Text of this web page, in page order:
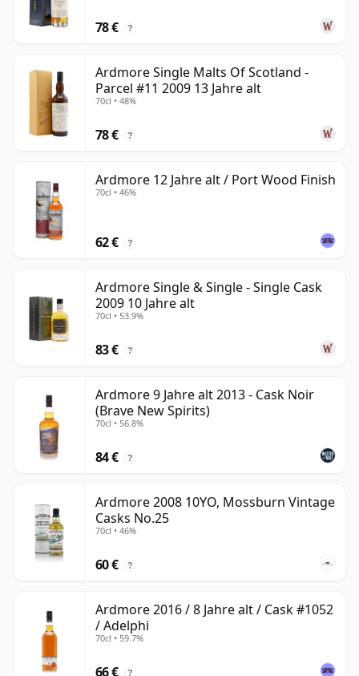
78 € ?
Ardmore Single Malts Of Scotland -
Parcel #11 2009 13 Jahre alt
70cl • 48%
78 € ?
Ardmore 12 Jahre alt / Port Wood Finish
70cl • 46%
62 € ?
Ardmore Single & Single - Single Cask
2009 10 Jahre alt
70cl • 53.9%
83 € ?
Ardmore 9 Jahre alt 2013 - Cask Noir
(Brave New Spirits)
70cl • 56.8%
84 € ?
Ardmore 2008 10YO, Mossburn Vintage
Casks No.25
70cl • 46%
60 € ?
Ardmore 2016 / 8 Jahre alt / Cask #1052
/ Adelphi
70cl • 59.7%
66 € ?